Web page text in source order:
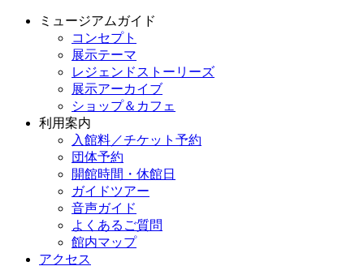
ミュージアムガイド
コンセプト
展示テーマ
レジェンドストーリーズ
展示アーカイブ
ショップ＆カフェ
利用案内
入館料／チケット予約
団体予約
開館時間・休館日
ガイドツアー
音声ガイド
よくあるご質問
館内マップ
アクセス